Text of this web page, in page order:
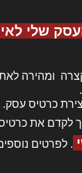
שלי
ומהירה
כרטיס עסק.
לקדם את
. לפרטים